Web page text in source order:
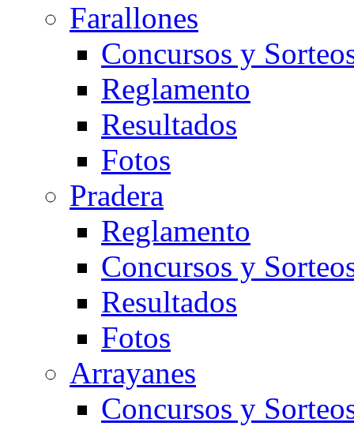
Farallones
Concursos y
Reglamento
Resultados
Fotos
Pradera
Reglamento
Concursos y
Resultados
Fotos
Arrayanes
Concursos y